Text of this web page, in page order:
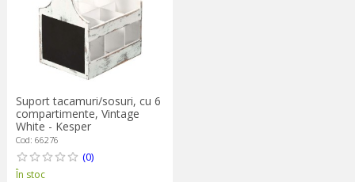
Suport tacamuri/sosuri, cu 6
compartimente, Vintage
White - Kesper
Cod: 66276
(0)
În stoc